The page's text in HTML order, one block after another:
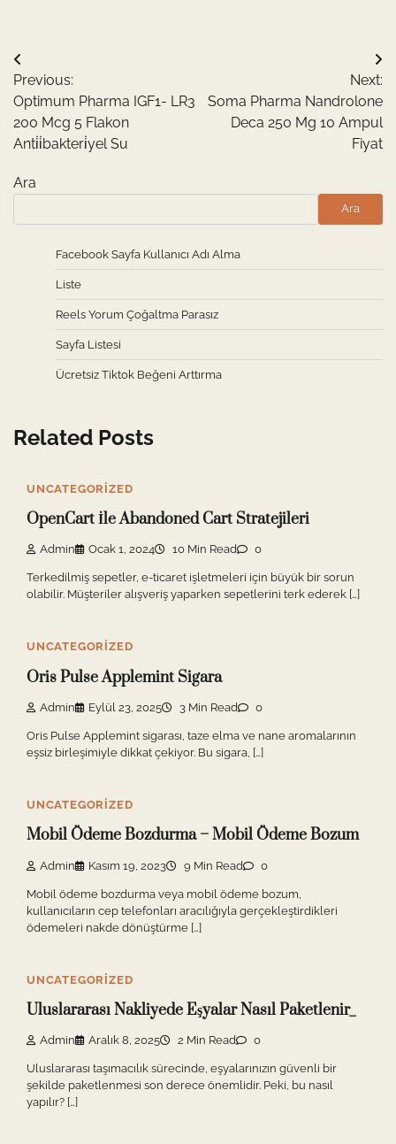
Yazı
gezinmesi
Previous:
Optimum Pharma IGF1- LR3
200 Mcg 5 Flakon
Anti̇i̇bakteri̇yel Su
Next:
Soma Pharma Nandrolone
Deca 250 Mg 10 Ampul
Fiyat
Ara
Ara
Facebook Sayfa Kullanıcı Adı Alma
Liste
Reels Yorum Çoğaltma Parasız
Sayfa Listesi
Ücretsiz Tiktok Beğeni Arttırma
Related Posts
UNCATEGORIZED
OpenCart İle Abandoned Cart Stratejileri
Admin Ocak 1, 2024 10 Min Read 0
Terkedilmiş sepetler, e-ticaret işletmeleri için büyük bir sorun
olabilir. Müşteriler alışveriş yaparken sepetlerini terk ederek […]
UNCATEGORIZED
Oris Pulse Applemint Sigara
Admin Eylül 23, 2025 3 Min Read 0
Oris Pulse Applemint sigarası, taze elma ve nane aromalarının
eşsiz birleşimiyle dikkat çekiyor. Bu sigara, […]
UNCATEGORIZED
Mobil Ödeme Bozdurma – Mobil Ödeme Bozum
Admin Kasım 19, 2023 9 Min Read 0
Mobil ödeme bozdurma veya mobil ödeme bozum,
kullanıcıların cep telefonları aracılığıyla gerçekleştirdikleri
ödemeleri nakde dönüştürme […]
UNCATEGORIZED
Uluslararası Nakliyede Eşyalar Nasıl Paketlenir_
Admin Aralık 8, 2025 2 Min Read 0
Uluslararası taşımacılık sürecinde, eşyalarınızın güvenli bir
şekilde paketlenmesi son derece önemlidir. Peki, bu nasıl
yapılır? […]